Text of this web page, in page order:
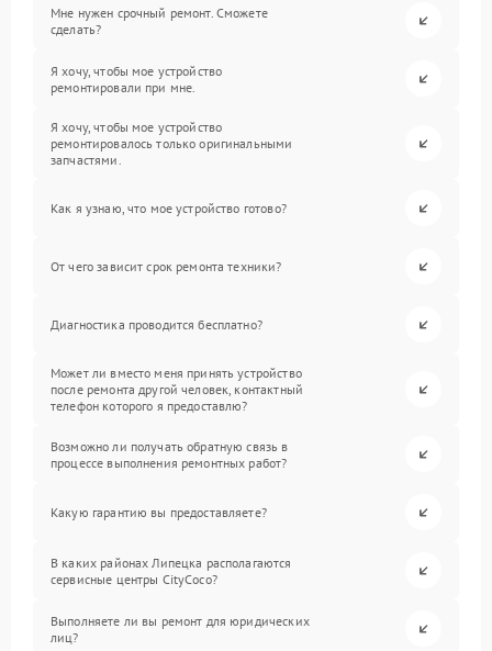
Мне нужен срочный ремонт. Сможете
сделать?
Я хочу, чтобы мое устройство
ремонтировали при мне.
Я хочу, чтобы мое устройство
ремонтировалось только оригинальными
запчастями.
Как я узнаю, что мое устройство готово?
От чего зависит срок ремонта техники?
Диагностика проводится бесплатно?
Может ли вместо меня принять устройство
после ремонта другой человек, контактный
телефон которого я предоставлю?
Возможно ли получать обратную связь в
процессе выполнения ремонтных работ?
Какую гарантию вы предоставляете?
В каких районах Липецка располагаются
сервисные центры CityCoco?
Выполняете ли вы ремонт для юридических
лиц?